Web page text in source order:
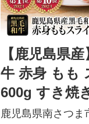
【鹿児島県
牛 赤身 もも
600g すき焼
ターゼン
鹿児島県南さつま